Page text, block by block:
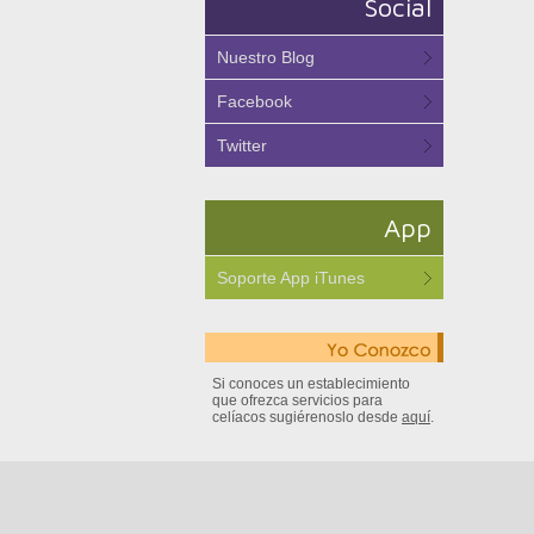
Social
Nuestro Blog
Facebook
Twitter
App
Soporte App iTunes
Si conoces un establecimiento
que ofrezca servicios para
celíacos sugiérenoslo desde aquí.